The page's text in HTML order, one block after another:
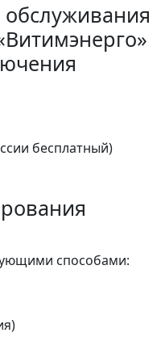
бесплатный)
способами: